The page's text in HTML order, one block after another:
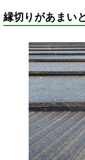
縁切りがあまい